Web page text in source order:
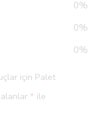
0%
0%
0%
için Palet
* ile